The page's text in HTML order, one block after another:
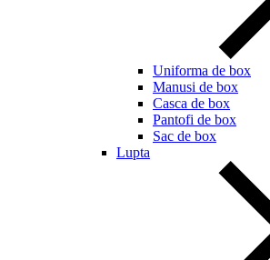
Uniforma de box
Manusi de box
Casca de box
Pantofi de box
Sac de box
Lupta